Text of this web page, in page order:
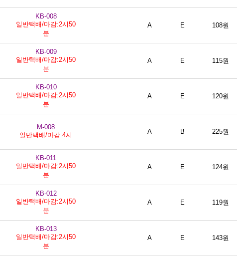
KB-008
일반택배/마감:2시50
분
A E 108원
KB-009
일반택배/마감:2시50
분
A E 115원
KB-010
일반택배/마감:2시50
분
A E 120원
M-008
일반택배/마감:4시
A B 225원
KB-011
일반택배/마감:2시50
분
A E 124원
KB-012
일반택배/마감:2시50
분
A E 119원
KB-013
일반택배/마감:2시50
분
A E 143원